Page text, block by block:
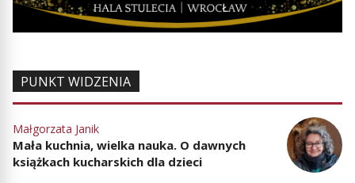
PUNKT WIDZENIA
Małgorzata Janik
Mała kuchnia, wielka nauka. O dawnych
książkach kucharskich dla dzieci